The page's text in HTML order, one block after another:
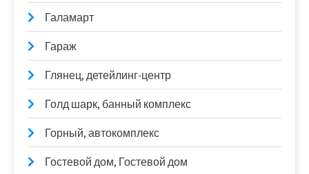
Галамарт
Гараж
Глянец, детейлинг-центр
Голд шарк, банный комплекс
Горный, автокомплекс
Гостевой дом, Гостевой дом